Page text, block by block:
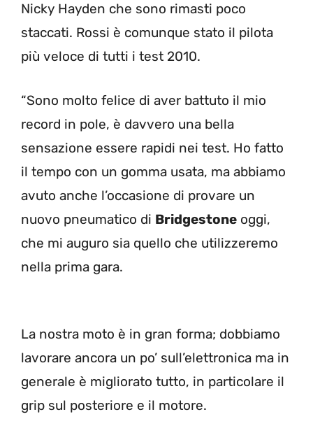
Nicky Hayden che sono rimasti poco
staccati. Rossi è comunque stato il pilota
più veloce di tutti i test 2010.
“Sono molto felice di aver battuto il mio
record in pole, è davvero una bella
sensazione essere rapidi nei test. Ho fatto
il tempo con un gomma usata, ma abbiamo
avuto anche l’occasione di provare un
nuovo pneumatico di Bridgestone oggi,
che mi auguro sia quello che utilizzeremo
nella prima gara.
La nostra moto è in gran forma; dobbiamo
lavorare ancora un po’ sull’elettronica ma in
generale è migliorato tutto, in particolare il
grip sul posteriore e il motore.